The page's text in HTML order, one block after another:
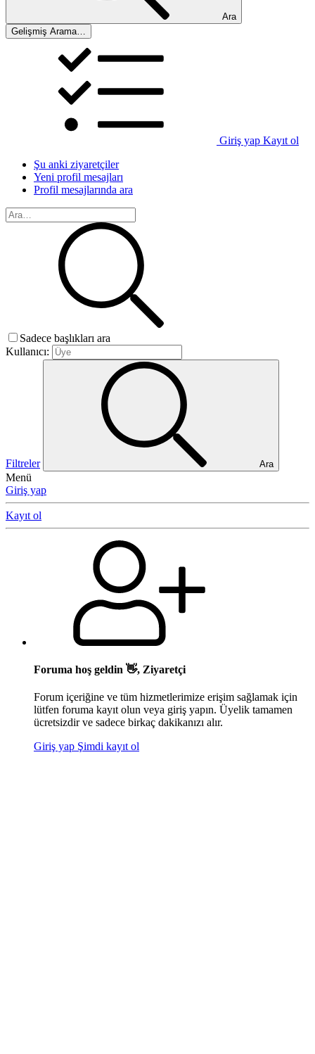
Ara
Gelişmiş Arama…
Giriş yap Kayıt ol
Şu anki ziyaretçiler
Yeni profil mesajları
Profil mesajlarında ara
Sadece başlıkları ara
Kullanıcı:
Filtreler Ara
Menü
Giriş yap
Kayıt ol
Foruma hoş geldin 👋, Ziyaretçi
Forum içeriğine ve tüm hizmetlerimize erişim sağlamak için
lütfen foruma kayıt olun veya giriş yapın. Üyelik tamamen
ücretsizdir ve sadece birkaç dakikanızı alır.
Giriş yap Şimdi kayıt ol